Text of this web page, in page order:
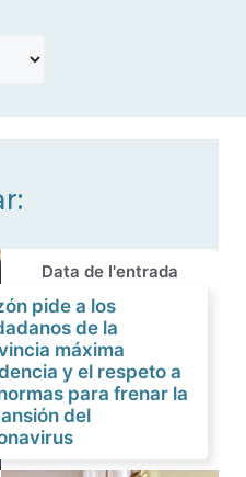
Data de l'entrada
pide a los
de la
máxima
y el respeto a
para frenar la
del